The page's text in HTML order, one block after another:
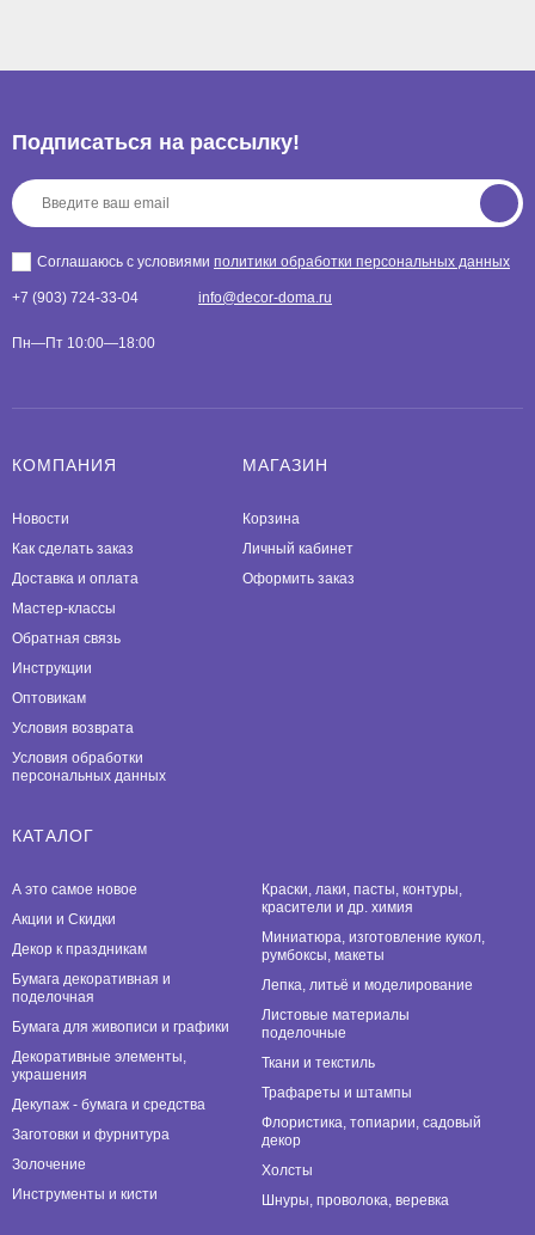
Подписаться на рассылкy!
Соглашаюсь с условиями политики обработки персональных данных
+7 (903) 724-33-04 info@decor-doma.ru
Пн—Пт 10:00—18:00
КОМПАНИЯ
Новости
Как сделать заказ
Доставка и оплата
Мастер-классы
Обратная связь
Инструкции
Оптовикам
Условия возврата
Условия обработки
персональных данных
МАГАЗИН
Корзина
Личный кабинет
Оформить заказ
КАТАЛОГ
А это самое новое
Акции и Скидки
Декор к праздникам
Бумага декоративная и
поделочная
Бумага для живописи и графики
Декоративные элементы,
украшения
Декупаж - бумага и средства
Заготовки и фурнитура
Золочение
Инструменты и кисти
Краски, лаки, пасты, контуры,
красители и др. химия
Миниатюра, изготовление кукол,
румбоксы, макеты
Лепка, литьё и моделирование
Листовые материалы
поделочные
Ткани и текстиль
Трафареты и штампы
Флористика, топиарии, садовый
декор
Холсты
Шнуры, проволока, веревка